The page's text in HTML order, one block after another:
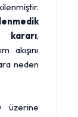
kararı,
akışını
neden
üzerine